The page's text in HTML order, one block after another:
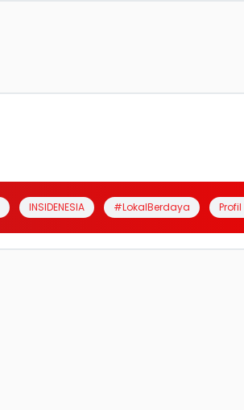
INSIDENESIA #LokalBerdaya